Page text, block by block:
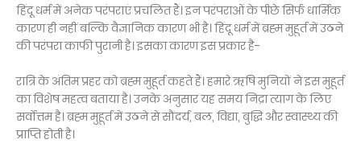
हिंदू धर्म में अनेक परंपराएं प्रचलित हैं। इन परंपराओं के पीछे सिर्फ धार्मिक
कारण ही नहीं बल्कि वैज्ञानिक कारण भी है। हिंदू धर्म में ब्रह्म मुहूर्त में उठने
की परंपरा काफी पुरानी है। इसका कारण इस प्रकार है-
रात्रि के अंतिम प्रहर को ब्रह्म मुहूर्त कहते हैं। हमारे ऋषि मुनियों ने इस मुहूर्त
का विशेष महत्व बताया है। उनके अनुसार यह समय निद्रा त्याग के लिए
सर्वोत्तम है। ब्रह्म मुहूर्त में उठने से सौंदर्य, बल, विद्या, बुद्धि और स्वास्थ्य की
प्राप्ति होती है।